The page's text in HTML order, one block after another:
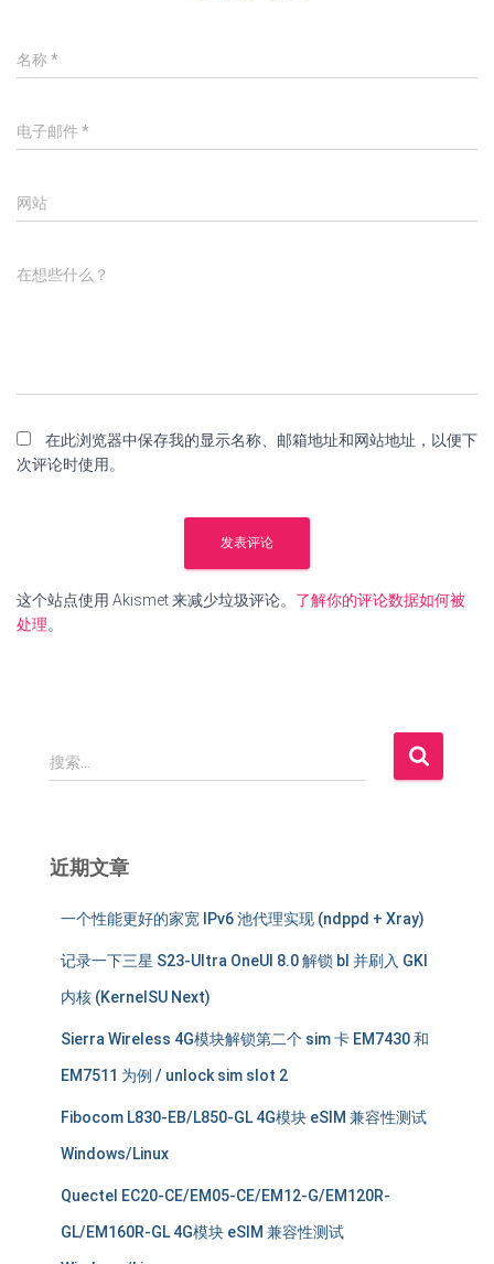
名称*
电子邮件 *
网站
在想些什么？
在此浏览器中保存我的显示名称、邮箱地址和网站地址，以便下
次评论时使用。
这个站点使用 Akismet 来减少垃圾评论。 了解你的评论数据如何被
处理。
搜
索
搜索…
近期文章
一个性能更好的家宽 IPv6 池代理实现 (ndppd + Xray)
记录一下三星 S23-Ultra OneUI 8.0 解锁 bl 并刷入 GKI
内核 (KernelSU Next)
Sierra Wireless 4G模块解锁第二个 sim 卡 EM7430 和
EM7511 为例 / unlock sim slot 2
Fibocom L830-EB/L850-GL 4G模块 eSIM 兼容性测试
Windows/Linux
Quectel EC20-CE/EM05-CE/EM12-G/EM120R-
GL/EM160R-GL 4G模块 eSIM 兼容性测试